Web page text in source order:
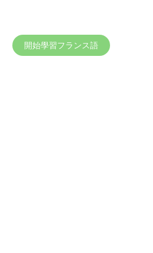
開始學習フランス語